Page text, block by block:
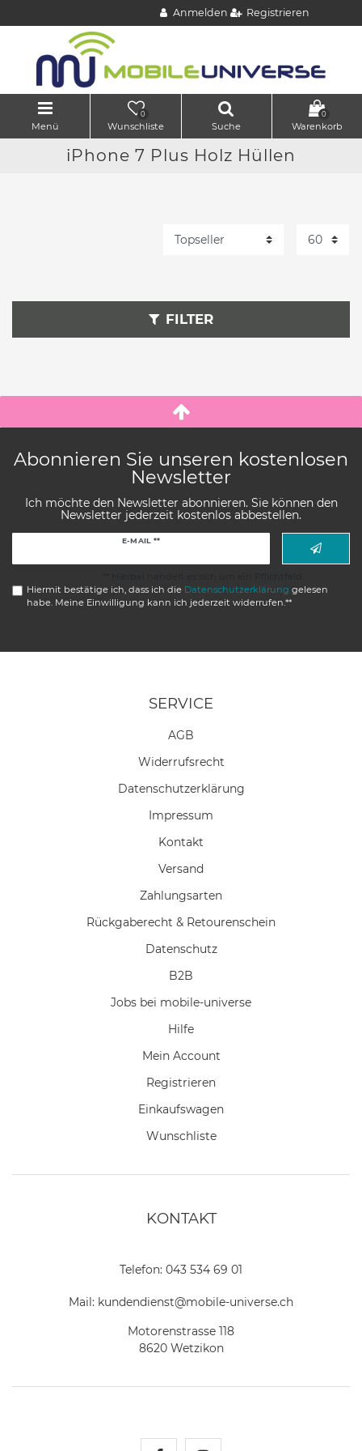
Anmelden Registrieren
Menü
0
Wunschliste Suche
0
Warenkorb
iPhone 7 Plus Holz Hüllen
FILTER
Abonnieren Sie unseren kostenlosen
Newsletter
Ich möchte den Newsletter abonnieren. Sie können den
Newsletter jederzeit kostenlos abbestellen.
E-MAIL **
Hiermit bestätige ich, dass ich die Daten­schutz­erklärung gelesen
habe. Meine Einwilligung kann ich jederzeit widerrufen.**
SERVICE
AGB
Widerrufs­recht
Daten­schutz­erklärung
Impressum
Kontakt
Versand
Zahlungsarten
Rückgaberecht & Retourenschein
Datenschutz
B2B
Jobs bei mobile-universe
Hilfe
Mein Account
Registrieren
Einkaufswagen
Wunschliste
KONTAKT
Telefon: 043 534 69 01
Mail: kundendienst@mobile-universe.ch
Motorenstrasse 118
8620 Wetzikon